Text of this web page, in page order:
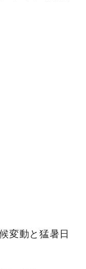
トサイト
変動と猛暑日